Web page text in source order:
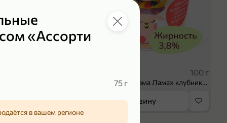
«Ассорти
75 г
в вашем регионе
100 г
Творог 3.8% «Мама Лама» клубника-банан, 100 г
В корзину